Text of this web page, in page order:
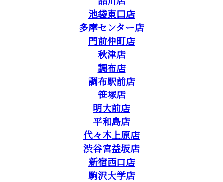
池袋東口店
多摩センター店
門前仲町店
秋津店
調布店
調布駅前店
笹塚店
明大前店
平和島店
代々木上原店
渋谷宮益坂店
新宿西口店
駒沢大学店